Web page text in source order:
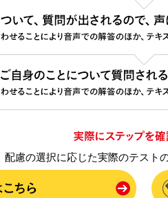
配慮の選択に応じた実際のテスト